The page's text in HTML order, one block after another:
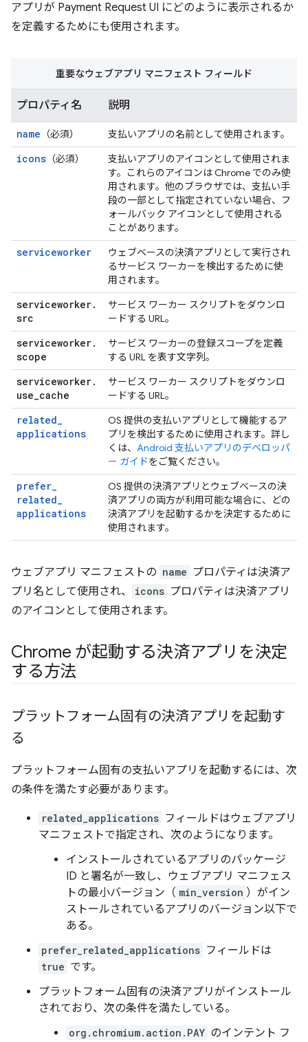
アプリが Payment Request UI にどのように表示されるか
を定義するためにも使用されます。
プロパティ名 説明
name （必須） 支払いアプリの名前として使用されます。
icons （必須）
支払いアプリのアイコンとして使用されま
す。これらのアイコンは Chrome でのみ使
用されます。他のブラウザでは、支払い手
段の一部として指定されていない場合、フ
ォールバック アイコンとして使用される
ことがあります。
serviceworker
ウェブベースの決済アプリとして実行され
るサービス ワーカーを検出するために使
用されます。
serviceworker.
src
サービス ワーカー スクリプトをダウンロ
ードする URL。
serviceworker.
scope
サービス ワーカーの登録スコープを定義
する URL を表す文字列。
serviceworker.
use_cache
サービス ワーカー スクリプトをダウンロ
ードする URL。
related_
applications
OS 提供の支払いアプリとして機能するア
プリを検出するために使用されます。詳し
くは、 Android 支払いアプリのデベロッパ
ー ガイドをご覧ください。
prefer_
related_
applications
OS 提供の決済アプリとウェブベースの決
済アプリの両方が利用可能な場合に、どの
決済アプリを起動するかを決定するために
使用されます。
重要なウェブアプリ マニフェスト フィールド
ウェブアプリ マニフェストの name プロパティは決済ア
プリ名として使用され、
icons プロパティは決済アプリ
のアイコンとして使用されます。
Chrome が起動する決済アプリを決定
する方法
プラットフォーム固有の決済アプリを起動す
る
プラットフォーム固有の支払いアプリを起動するには、次
の条件を満たす必要があります。
related_applications フィールドはウェブアプリ
マニフェストで指定され、次のようになります。
インストールされているアプリのパッケージ
ID と署名が一致し、ウェブアプリ マニフェス
トの最小バージョン（ min_version ）がイン
ストールされているアプリのバージョン以下で
ある。
prefer_related_applications フィールドは
true です。
プラットフォーム固有の決済アプリがインストール
されており、次の条件を満たしている。
org.chromium.action.PAY のインテント フ